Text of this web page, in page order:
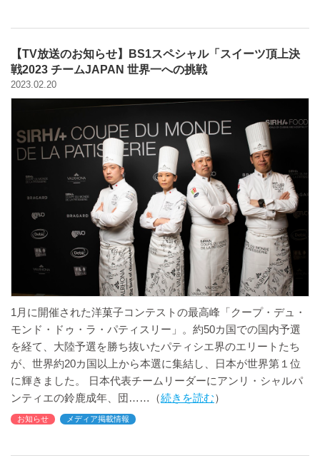
【TV放送のお知らせ】BS1スペシャル「スイーツ頂上決
戦2023 チームJAPAN 世界一への挑戦
2023.02.20
1月に開催された洋菓子コンテストの最高峰「クープ・デュ・
モンド・ドゥ・ラ・パティスリー」。約50カ国での国内予選
を経て、大陸予選を勝ち抜いたパティシエ界のエリートたち
が、世界約20カ国以上から本選に集結し、日本が世界第１位
に輝きました。 日本代表チームリーダーにアンリ・シャルパ
ンティエの鈴鹿成年、団
続きを読む
お知らせ メディア掲載情報